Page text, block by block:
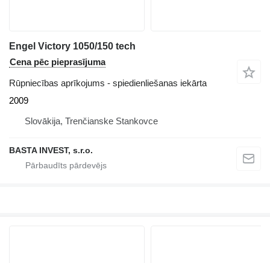
Engel Victory 1050/150 tech
Cena pēc pieprasījuma
Rūpniecības aprīkojums - spiedienliešanas iekārta
2009
Slovākija, Trenčianske Stankovce
BASTA INVEST, s.r.o.